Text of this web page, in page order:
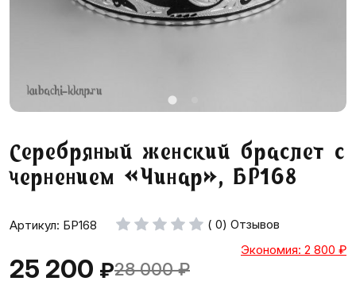
Серебряный женский браслет с
чернением «Чинар», БР168
Артикул: БР168 ( 0) Отзывов
25 200 ₽28 000 ₽
Экономия: 2 800 ₽